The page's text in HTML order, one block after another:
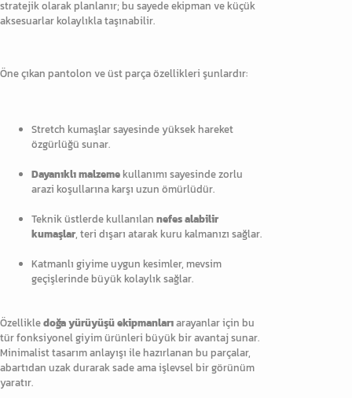
stratejik olarak planlanır; bu sayede ekipman ve küçük
aksesuarlar kolaylıkla taşınabilir.
Öne çıkan pantolon ve üst parça özellikleri şunlardır:
Stretch kumaşlar sayesinde yüksek hareket
özgürlüğü sunar.
Dayanıklı malzemekullanımı sayesinde zorlu
arazi koşullarına karşı uzun ömürlüdür.
Teknik üstlerde kullanılan nefes alabilir
kumaşlar, teri dışarı atarak kuru kalmanızı sağlar.
Katmanlı giyime uygun kesimler, mevsim
geçişlerinde büyük kolaylık sağlar.
Özellikledoğa yürüyüşü ekipmanlarıarayanlar için bu
tür fonksiyonel giyim ürünleri büyük bir avantaj sunar.
Minimalist tasarım anlayışı ile hazırlanan bu parçalar,
abartıdan uzak durarak sade ama işlevsel bir görünüm
yaratır.